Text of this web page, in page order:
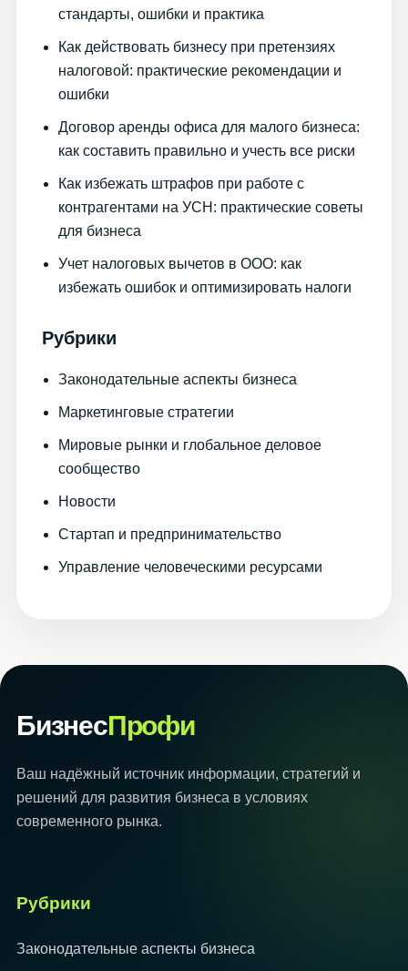
стандарты, ошибки и практика
Как действовать бизнесу при претензиях
налоговой: практические рекомендации и
ошибки
Договор аренды офиса для малого бизнеса:
как составить правильно и учесть все риски
Как избежать штрафов при работе с
контрагентами на УСН: практические советы
для бизнеса
Учет налоговых вычетов в ООО: как
избежать ошибок и оптимизировать налоги
Рубрики
Законодательные аспекты бизнеса
Маркетинговые стратегии
Мировые рынки и глобальное деловое
сообщество
Новости
Стартап и предпринимательство
Управление человеческими ресурсами
БизнесПрофи
Ваш надёжный источник информации, стратегий и
решений для развития бизнеса в условиях
современного рынка.
Рубрики
Законодательные аспекты бизнеса